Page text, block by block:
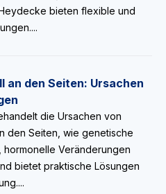
bieten flexible und
an den Seiten: Ursachen
die Ursachen von
den Seiten, wie genetische
hormonelle Veränderungen
bietet praktische Lösungen